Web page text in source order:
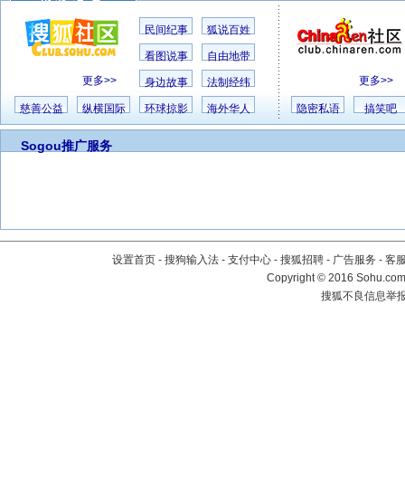
更多>>
民间纪事 狐说百姓
看图说事 自由地带
身边故事 法制经纬
慈善公益 纵横国际 环球掠影 海外华人
更多>>
隐密私语 搞笑吧
Sogou推广服务
设置首页 - 搜狗输入法 - 支付中心 - 搜狐招聘 - 广告服务 - 客
Copyright©2016
搜狐不良信息举